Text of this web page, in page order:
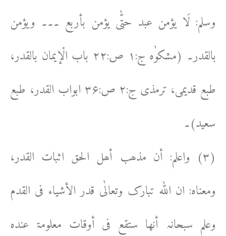
وسلم: لَا یؤمن عبد حتّٰی یؤمن بأربع ۔۔۔ ویؤمن
بالقدر۔ (مشکوٰہ ج:۱ ص:۲۲ باب الْإیمان بالقدر،
طبع قدیمی، ترمذی ج:۲ ص:۳۶ ابواب القدر، طبع
سعید)۔
(۳) واعلم: أن مذھب أھل الحق اثبات القدر،
ومعناہ: ان اللہ تبارک وتعالٰی قدر الأشیاء فی القدم
وعلم سبحانہ أنھا ستقع فی أوقات معلومۃ عندہ